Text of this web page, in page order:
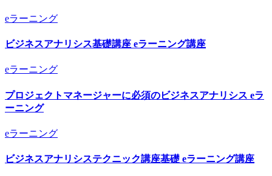
eラーニング
ビジネスアナリシス基礎講座 eラーニング講座
eラーニング
プロジェクトマネージャーに必須のビジネスアナリシス eラ
ーニング
eラーニング
ビジネスアナリシステクニック講座基礎 eラーニング講座